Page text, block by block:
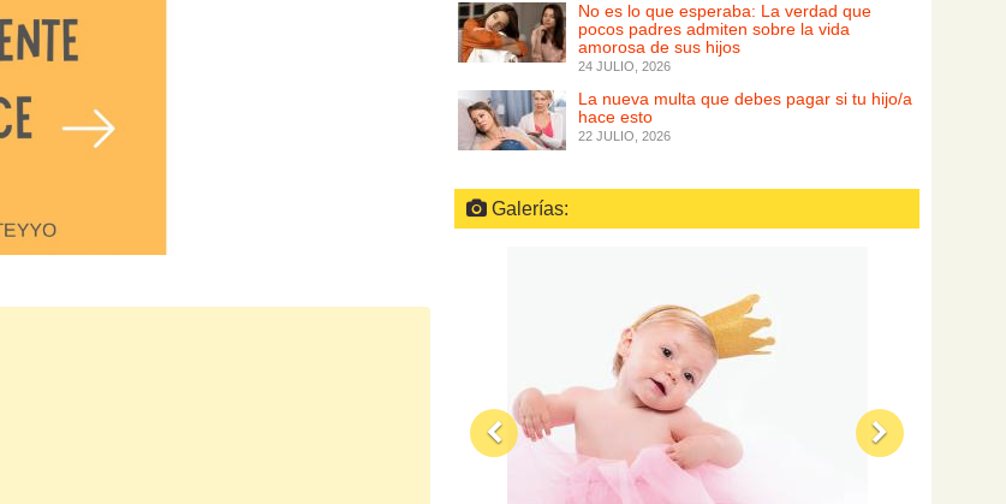
No es lo que esperaba: La verdad que
pocos padres admiten sobre la vida
amorosa de sus hijos
24 JULIO, 2026
La nueva multa que debes pagar si tu hijo/a
hace esto
22 JULIO, 2026
Galerías: